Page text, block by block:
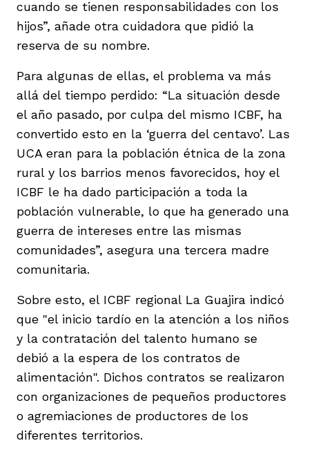
cuando se tienen responsabilidades con los
hijos”, añade otra cuidadora que pidió la
reserva de su nombre.
Para algunas de ellas, el problema va más
allá del tiempo perdido: “La situación desde
el año pasado, por culpa del mismo ICBF, ha
convertido esto en la ‘guerra del centavo’. Las
UCA eran para la población étnica de la zona
rural y los barrios menos favorecidos, hoy el
ICBF le ha dado participación a toda la
población vulnerable, lo que ha generado una
guerra de intereses entre las mismas
comunidades”, asegura una tercera madre
comunitaria.
Sobre esto, el ICBF regional La Guajira indicó
que "el inicio tardío en la atención a los niños
y la contratación del talento humano se
debió a la espera de los contratos de
alimentación". Dichos contratos se realizaron
con organizaciones de pequeños productores
o agremiaciones de productores de los
diferentes territorios.